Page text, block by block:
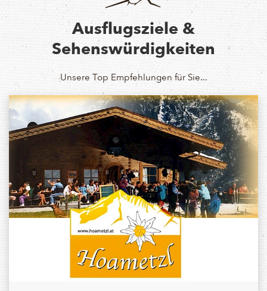
Ausflugsziele &
Sehenswürdigkeiten
Unsere Top Empfehlungen für Sie...